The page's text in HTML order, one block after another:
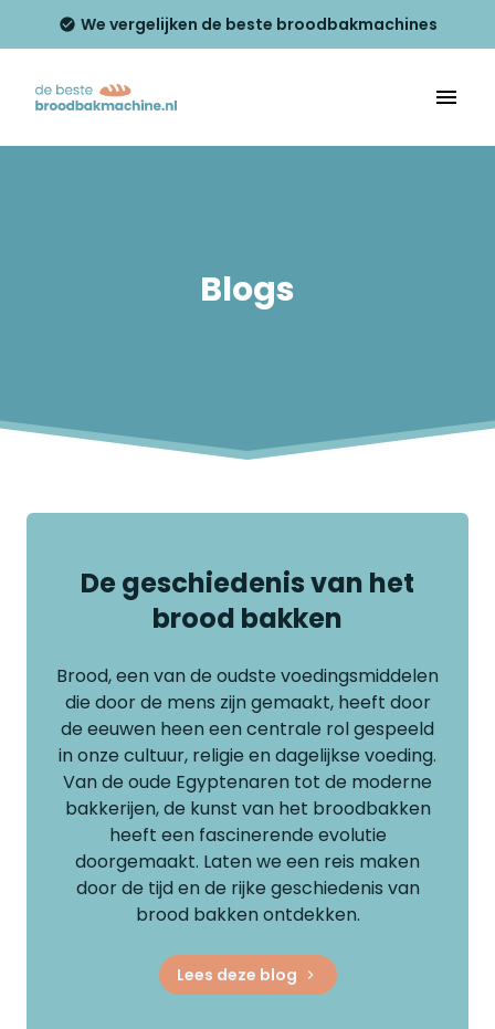
We vergelijken de beste broodbakmachines
Blogs
De geschiedenis van het
brood bakken
Brood, een van de oudste voedingsmiddelen
die door de mens zijn gemaakt, heeft door
de eeuwen heen een centrale rol gespeeld
in onze cultuur, religie en dagelijkse voeding.
Van de oude Egyptenaren tot de moderne
bakkerijen, de kunst van het broodbakken
heeft een fascinerende evolutie
doorgemaakt. Laten we een reis maken
door de tijd en de rijke geschiedenis van
brood bakken ontdekken.
Lees deze blog